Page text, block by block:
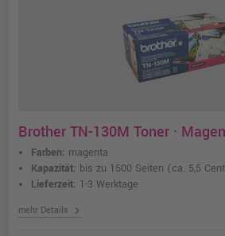
Brother TN-130M Toner ·
Farben: magenta
Kapazität: bis zu 1500 Seiten (ca. 5,5
Lieferzeit: 1-3 Werktage
mehr Details chevron_right